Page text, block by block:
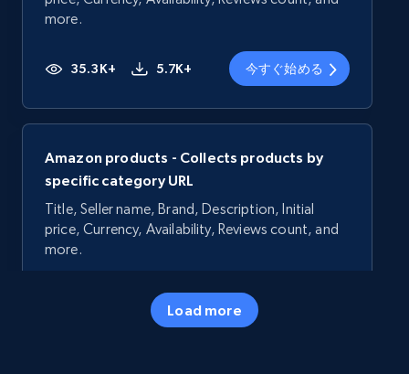
more.
35.3K+ 5.7K+ 今すぐ始める
Amazon products - Collects products by
specific category URL
Title, Seller name, Brand, Description, Initial
price, Currency, Availability, Reviews count, and
more.
5.7K+ 今すぐ始める
Load more